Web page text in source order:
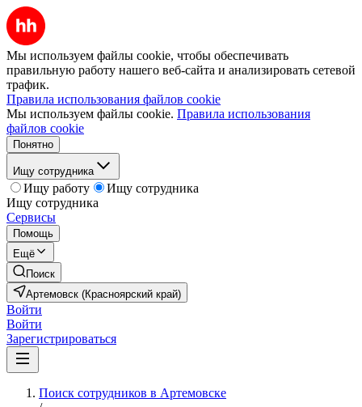
Мы используем файлы cookie, чтобы обеспечивать
правильную работу нашего веб-сайта и анализировать сетевой
трафик.
Правила использования файлов cookie
Мы используем файлы cookie. Правила использования
файлов cookie
Понятно
Ищу сотрудника
Ищу работу
Ищу сотрудника
Ищу сотрудника
Сервисы
Помощь
Ещё
Поиск
Артемовск (Красноярский край)
Войти
Войти
Зарегистрироваться
Поиск сотрудников в Артемовске